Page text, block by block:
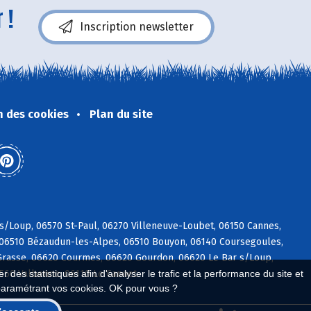
des statistiques afin d'analyser le trafic et la performance du site et
vos cookies. OK pour vous ?
! Inscription newsletter
des cookies Plan du site
06570 St-Paul, 06270 Villeneuve-Loubet, 06150 Cannes,
Bézaudun-les-Alpes, 06510 Bouyon, 06140 Coursegoules,
06620 Courmes, 06620 Gourdon, 06620 Le Bar s/Loup,
Valbonne, 06110 Le Cannet